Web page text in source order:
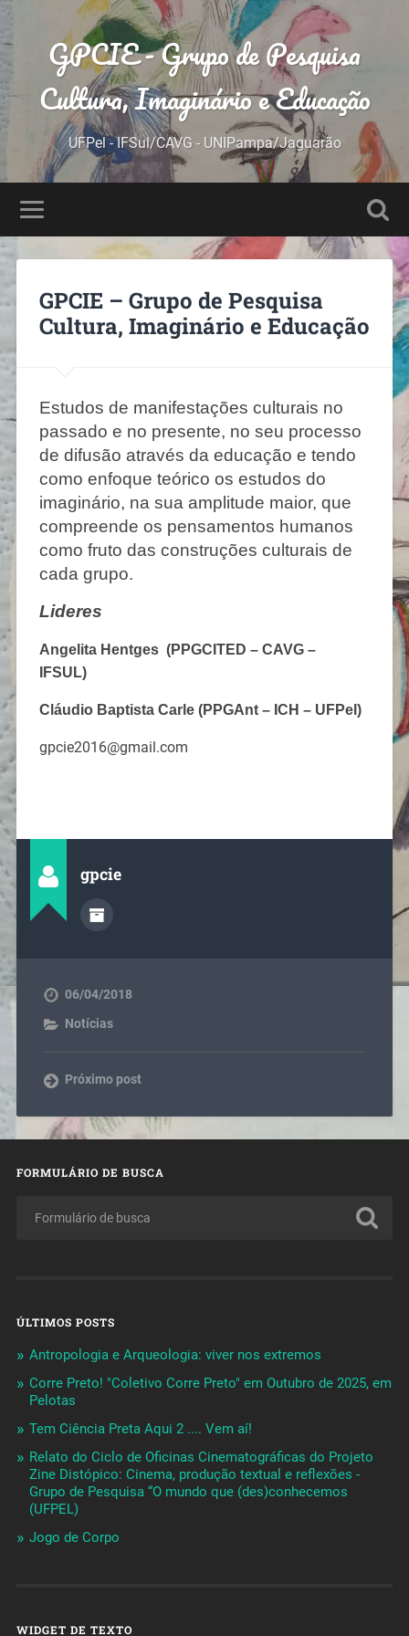
GPCIE - Grupo de Pesquisa
Cultura, Imaginário e Educação
UFPel - IFSul/CAVG - UNIPampa/Jaguarão
GPCIE – Grupo de Pesquisa
Cultura, Imaginário e Educação
Estudos de manifestações culturais no
passado e no presente, no seu processo
de difusão através da educação e tendo
como enfoque teórico os estudos do
imaginário, na sua amplitude maior, que
compreende os pensamentos humanos
como fruto das construções culturais de
cada grupo.
Lideres
Angelita Hentges (PPGCITED – CAVG –
IFSUL)
Cláudio Baptista Carle (PPGAnt – ICH – UFPel)
gpcie2016@gmail.com
gpcie
06/04/2018
Notícias
Próximo post
FORMULÁRIO DE BUSCA
ÚLTIMOS POSTS
Antropologia e Arqueologia: viver nos extremos
Corre Preto! "Coletivo Corre Preto" em Outubro de 2025, em
Pelotas
Tem Ciência Preta Aqui 2 .... Vem aí!
Relato do Ciclo de Oficinas Cinematográficas do Projeto
Zine Distópico: Cinema, produção textual e reflexões -
Grupo de Pesquisa “O mundo que (des)conhecemos
(UFPEL)
Jogo de Corpo
WIDGET DE TEXTO